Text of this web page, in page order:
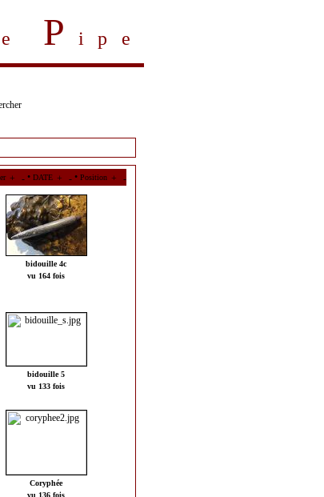
P ipe
• DATE • Position
bidouille 4c
vu 164 fois
bidouille 5
vu 133 fois
Coryphée
vu 136 fois